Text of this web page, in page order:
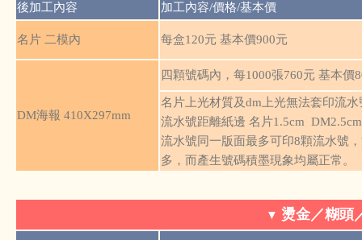
後加工內容 加工內容/價格/基本價
名片 二模內 每盒120元 基本價900元
DM海報 410X297mm
四顆號碼內，每1000張760元 基本
名片上光材質及dm上光無法套印流
流水號距離紙邊 名片1.5cm
流水號同一版面最多可印8顆流水號
多，而產生號碼積墨現象均屬正常。
▼ 燙金／糊頭